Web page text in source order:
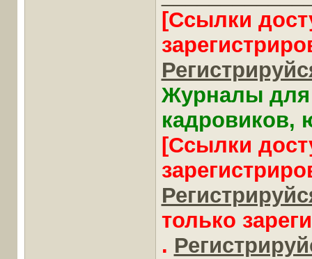
[Ссылки
Журналы для
кадровиков,
[Ссылки
только
.